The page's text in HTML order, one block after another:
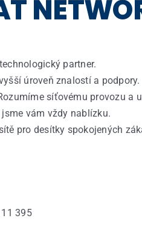
technologický partner.
úroveň znalostía podpory.
síťovému provozu a
jsme vám vždy nablízku.
pro desítky spokojených
395